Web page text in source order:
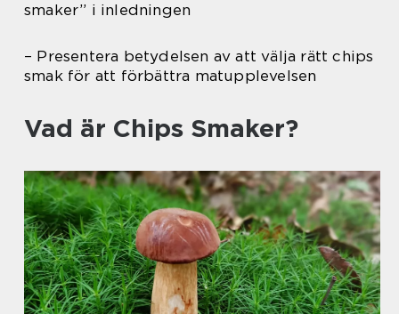
smaker” i inledningen
– Presentera betydelsen av att välja rätt chips
smak för att förbättra matupplevelsen
Vad är Chips Smaker?